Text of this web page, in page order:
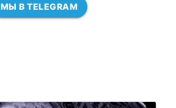
МЫ В TELEGRAM